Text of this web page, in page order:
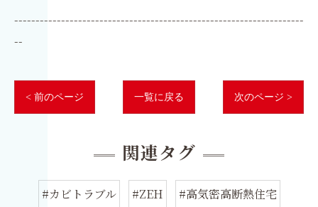
--------------------------------------------------------------------
--
< 前のページ 一覧に戻る 次のページ >
関連タグ
#カビトラブル #ZEH #高気密高断熱住宅